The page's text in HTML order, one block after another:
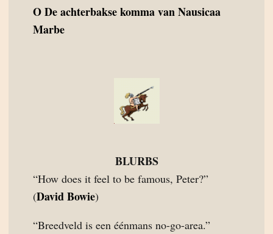
ODe achterbakse komma van Nausicaa
Marbe
BLURBS
“How does it feel to be famous, Peter?”
(David Bowie)
“Breedveld is een éénmans no-go-area.”